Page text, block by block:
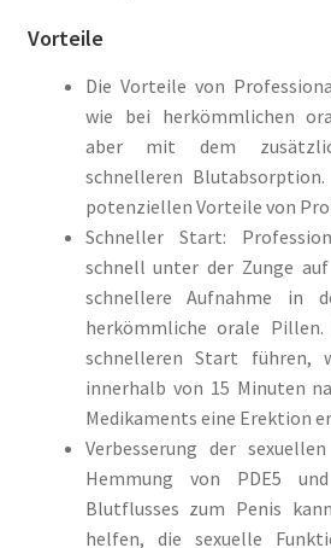
Vorteile
Die Vorteile von
wie bei herkömmlichen
aber mit dem
schnelleren
potenziellen Vorteile von
Schneller Start:
schnell unter der Zunge
schnellere Aufnahme in
herkömmliche orale
schnelleren Start führen,
innerhalb von 15 Minuten
Medikaments eine Erektion
Verbesserung der
Hemmung von PDE5
Blutflusses zum Penis
helfen, die sexuelle